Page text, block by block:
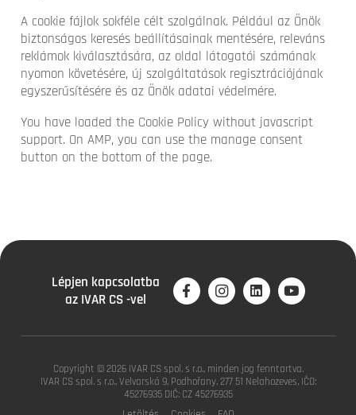
A cookie fájlok sokféle célt szolgálnak. Például az Önök
biztonságos keresés beállításainak mentésére, releváns
reklámok kiválasztására, az oldal látogatói számának
nyomon követésére, új szolgáltatások regisztrációjának
egyszerűsítésére és az Önök adatai védelmére.
You have loaded the Cookie Policy without javascript
support. On AMP, you can use the manage consent
button on the bottom of the page.
Lépjen kapcsolatba
az IVAR CS -vel
Copyright © 2026 IVAR CS spol. s r.o., minden jog fenntartva.
IVAR CS spol. s r.o., Velvarská 9, Podhořany, 277 51 Nelahozeves, IČO:
45276935 DIČ: CZ 45276935